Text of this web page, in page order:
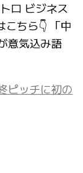
ロ ビジネス
ちら👇 「中
意気込み語
ピッチに初の